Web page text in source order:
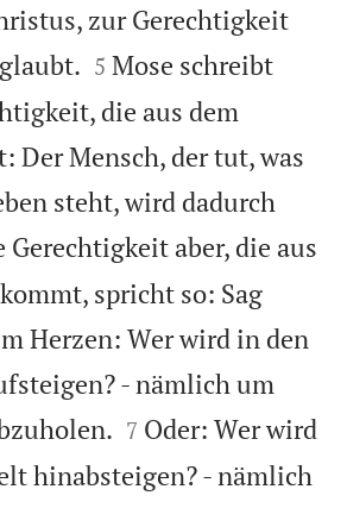
zur Gerechtigkeit


5 Mose schreibt
die aus dem
Der Mensch, der tut, was
steht, wird dadurch
Gerechtigkeit aber, die aus
spricht so: Sag
Herzen: Wer wird in den
- nämlich um


7 Oder: Wer wird
hinabsteigen? - nämlich